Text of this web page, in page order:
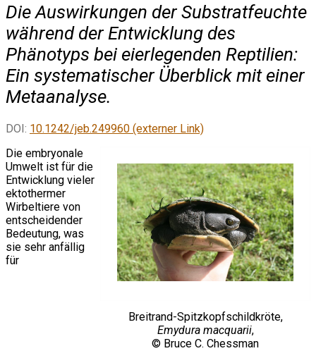
Die Auswirkungen der Substratfeuchte
während der Entwicklung des
Phänotyps bei eierlegenden Reptilien:
Ein systematischer Überblick mit einer
Metaanalyse.
DOI: 10.1242/jeb.249960 (externer Link)
Breitrand-Spitzkopfschildkröte,
Emydura macquarii,
© Bruce C. Chessman
Die embryonale
Umwelt ist für die
Entwicklung vieler
ektothermer
Wirbeltiere von
entscheidender
Bedeutung, was
sie sehr anfällig
für